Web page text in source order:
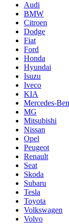
Audi
BMW
Citroen
Dodge
Fiat
Ford
Honda
Hyundai
Isuzu
Iveco
KIA
Mercedes-
MG
Mitsubishi
Nissan
Opel
Peugeot
Renault
Seat
Skoda
Subaru
Tesla
Toyota
Volkswagen
Volvo